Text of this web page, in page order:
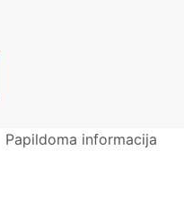
Papildoma informacija